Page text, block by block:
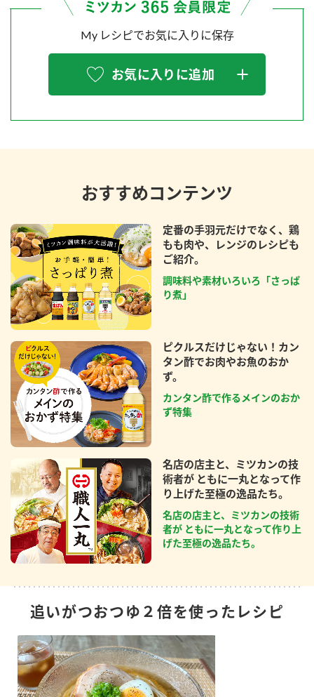
My レシピでお気に入りに保存
お気に入りに追加
おすすめコンテンツ
定番の手羽元だけでなく、鶏
もも肉や、レンジのレシピも
ご紹介。
調味料や素材いろいろ「さっぱ
り煮」
ピクルスだけじゃない！カン
タン酢でお肉やお魚のおか
ず。
カンタン酢で作るメインのおか
ず特集
名店の店主と、ミツカンの技
術者が ともに一丸となって作
り上げた至極の逸品たち。
名店の店主と、ミツカンの技術
者が ともに一丸となって作り上
げた至極の逸品たち。
追いがつおつゆ２倍を使ったレシピ